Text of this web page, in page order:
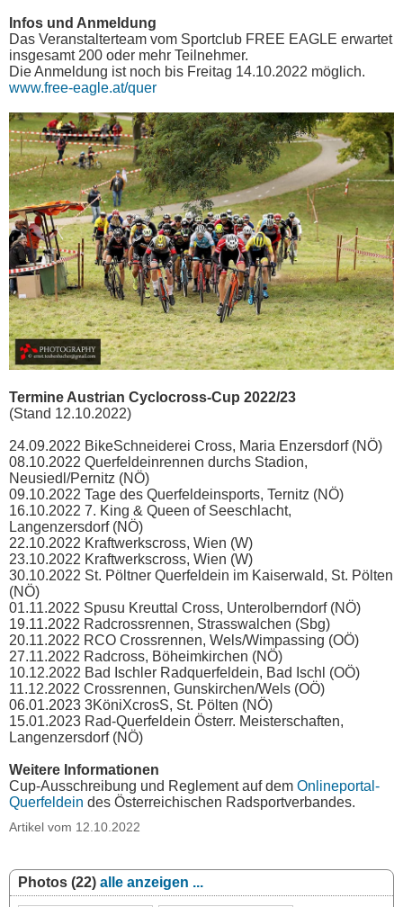
Infos und Anmeldung
Das Veranstalterteam vom Sportclub FREE EAGLE erwartet
insgesamt 200 oder mehr Teilnehmer.
Die Anmeldung ist noch bis Freitag 14.10.2022 möglich.
www.free-eagle.at/quer
Termine Austrian Cyclocross-Cup 2022/23
(Stand 12.10.2022)
24.09.2022 BikeSchneiderei Cross, Maria Enzersdorf (NÖ)
08.10.2022 Querfeldeinrennen durchs Stadion,
Neusiedl/Pernitz (NÖ)
09.10.2022 Tage des Querfeldeinsports, Ternitz (NÖ)
16.10.2022 7. King & Queen of Seeschlacht,
Langenzersdorf (NÖ)
22.10.2022 Kraftwerkscross, Wien (W)
23.10.2022 Kraftwerkscross, Wien (W)
30.10.2022 St. Pöltner Querfeldein im Kaiserwald, St. Pölten
(NÖ)
01.11.2022 Spusu Kreuttal Cross, Unterolberndorf (NÖ)
19.11.2022 Radcrossrennen, Strasswalchen (Sbg)
20.11.2022 RCO Crossrennen, Wels/Wimpassing (OÖ)
27.11.2022 Radcross, Böheimkirchen (NÖ)
10.12.2022 Bad Ischler Radquerfeldein, Bad Ischl (OÖ)
11.12.2022 Crossrennen, Gunskirchen/Wels (OÖ)
06.01.2023 3KöniXcrosS, St. Pölten (NÖ)
15.01.2023 Rad-Querfeldein Österr. Meisterschaften,
Langenzersdorf (NÖ)
Weitere Informationen
Cup-Ausschreibung und Reglement auf dem Onlineportal-
Querfeldein des Österreichischen Radsportverbandes.
Artikel vom 12.10.2022
Photos (22) alle anzeigen ...